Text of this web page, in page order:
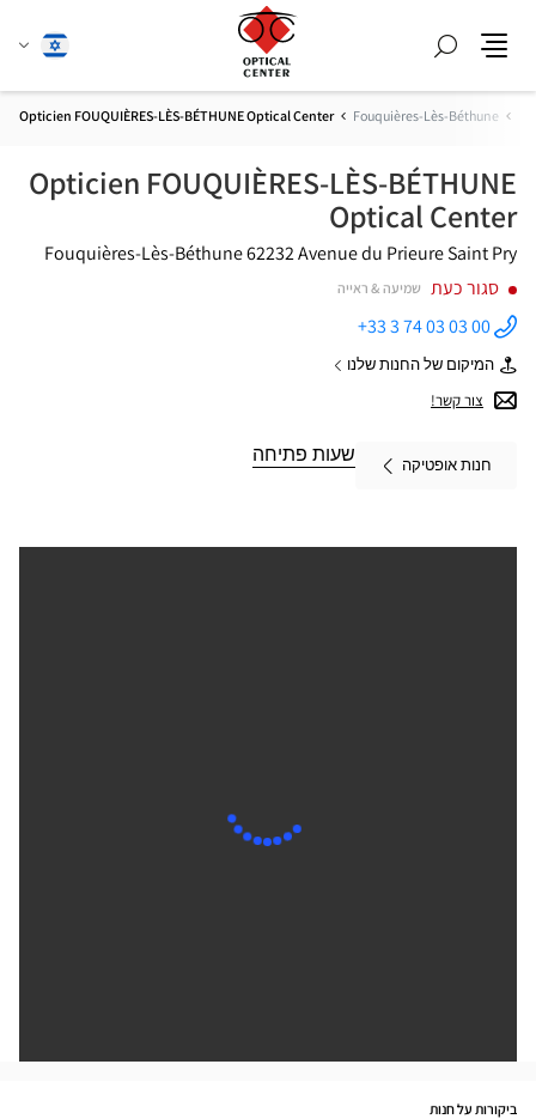
חפש
שנהעברית
Fouquières-Lès-Béthune
Opticien FOUQUIÈRES-LÈS-BÉTHUNE Optical Center
Opticien FOUQUIÈRES-LÈS-BÉTHUNE
Optical Center
Avenue du Prieure Saint Pry
62232 Fouquières-Lès-Béthune
סגור כעת שמיעה & ראייה
התקשר
לחנות
Opticien
FOUQUIÈRES-
LÈS-
Center ב
+33 3 74 03 03 00
המיקום של החנות שלנו של
Opticien
FOUQUIÈRES-
Optical
צור קשר!
חנות אופטיקה
שעות פתיחה
ביקורות על חנות